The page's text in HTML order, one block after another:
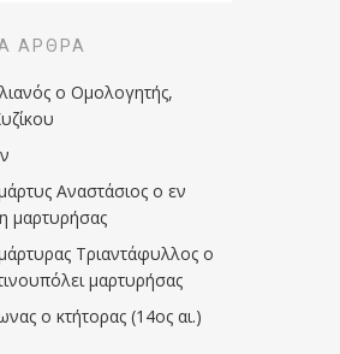
ΆΡΘΡΑ
ο Ομολογητής,
Αναστάσιος ο εν
μαρτυρήσας
Τριαντάφυλλος ο
μαρτυρήσας
ο κτήτορας (14ος αι.)